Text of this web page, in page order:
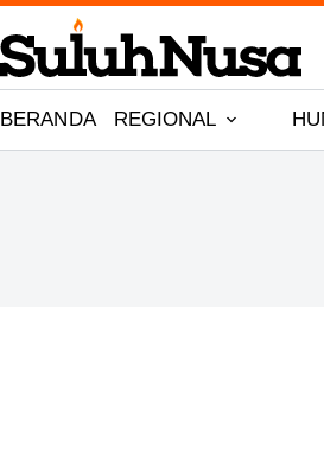
Skip
to
content
BERANDA REGIONAL